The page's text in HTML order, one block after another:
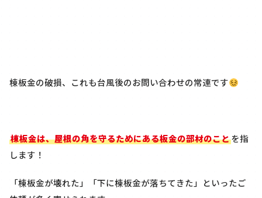
棟板金の破損、これも台風後のお問い合わせの常連です
棟板金は、屋根の角を守るためにある板金の部材のことを指
します！
「棟板金が壊れた」「下に棟板金が落ちてきた」といったご